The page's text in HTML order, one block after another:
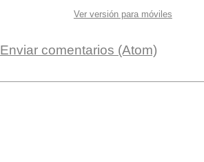
Ver versión para móviles
Enviar comentarios (Atom)